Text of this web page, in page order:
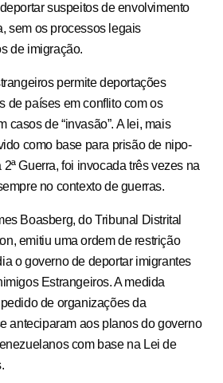
suspeitos de envolvimento
sem os processos legais
de imigração.
permite deportações
de países em conflito com os
casos de “invasão”. A lei, mais
como base para prisão de nipo-
Guerra, foi invocada três vezes na
no contexto de guerras.
Boasberg, do Tribunal Distrital
emitiu uma ordem de restrição
o governo de deportar imigrantes
Estrangeiros. A medida
de organizações da
anteciparam aos planos do governo
com base na Lei de